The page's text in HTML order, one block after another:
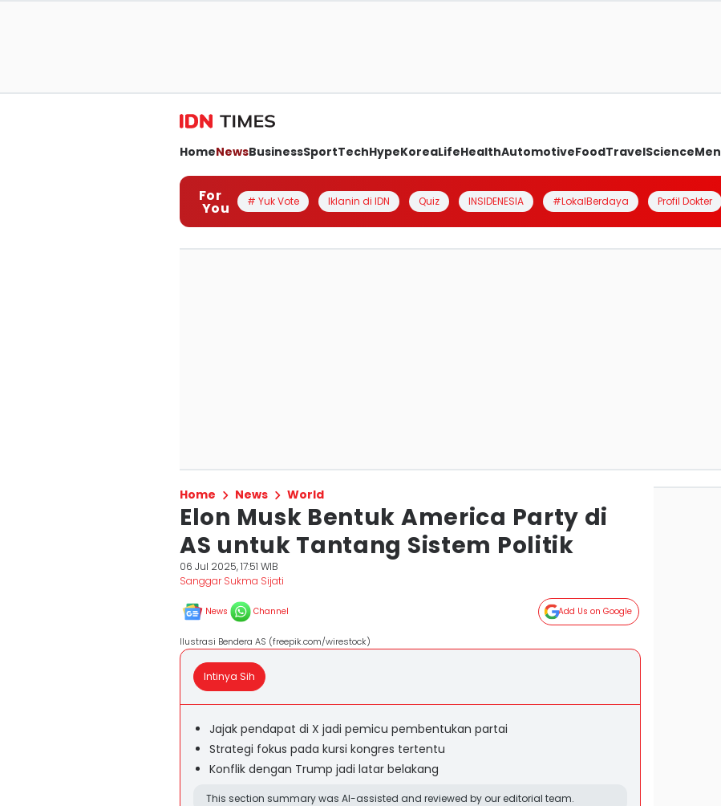
HomeNewsBusinessSportTechHypeKoreaLifeHealthAutomotiveFoodTravelScienceMen
For
You # Yuk Vote Iklanin di IDN Quiz INSIDENESIA #LokalBerdaya Profil Dokter
Home News World
Elon Musk Bentuk America Party di
AS untuk Tantang Sistem Politik
06 Jul 2025, 17:51 WIB
Sanggar Sukma Sijati
News Channel Add Us on Google
Ilustrasi Bendera AS (freepik.com/wirestock)
Intinya Sih
Jajak pendapat di X jadi pemicu pembentukan partai
Strategi fokus pada kursi kongres tertentu
Konflik dengan Trump jadi latar belakang
This section summary was AI-assisted and reviewed by our editorial team.